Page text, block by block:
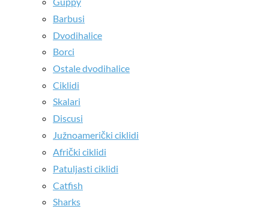
Barbusi
Dvodihalice
Borci
Ostale dvodihalice
Ciklidi
Skalari
Discusi
Južnoamerički ciklidi
Afrički ciklidi
Patuljasti ciklidi
Catfish
Sharks